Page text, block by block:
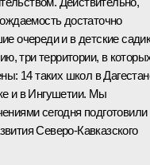
достаточно
очереди и в детские
три территории, в
14 таких школ в
и в Ингушетии. Мы
сегодня подготовили
Северо-Кавказского